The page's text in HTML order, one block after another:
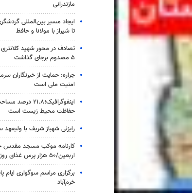
مازندرانی
ایجاد مسیر بین‌المللی
تا شیراز با مولانا و حافظ
۵ مصدوم برجای گذاشت
جراره: حمایت از خبرنگاران
امنیت ملی است
اینفوگرافیک؛۲۱.۸
حفاظت محیط زیست است
رایزنی شهباز شریف با
کارنامه موکب مسجد مقدس
اربعین/۵۰ هزار پرس غذای روزانه
برگزاری مراسم سوگواری ایام
خرم‌آباد